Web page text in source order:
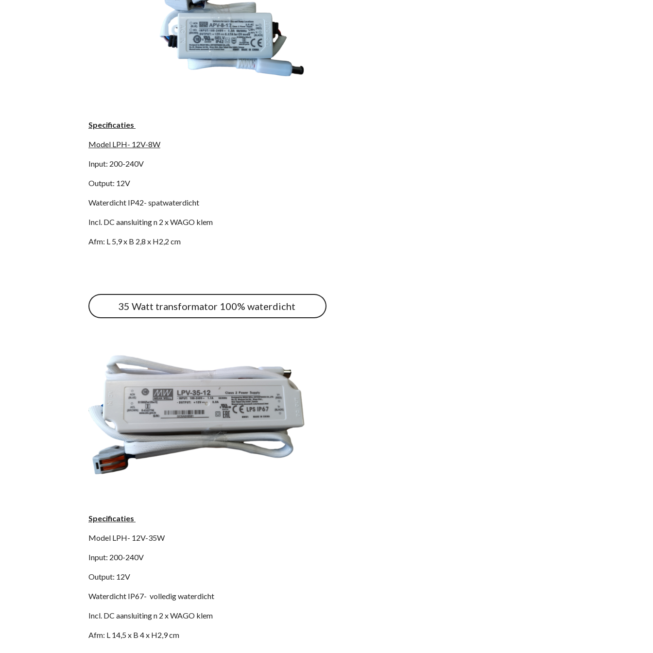
Specificaties
Model LPH- 12V-8W
Input: 200-240V
Output: 12V
Waterdicht IP42- spatwaterdicht
Incl. DC aansluiting n 2 x WAGO klem
Afm: L 5,9 x B 2,8 x H2,2 cm
35 Watt transformator 100% waterdicht
Specificaties
Model LPH- 12V-35W
Input: 200-240V
Output: 12V
Waterdicht IP67- volledig waterdicht
Incl. DC aansluiting n 2 x WAGO klem
Afm: L 14,5 x B 4 x H2,9 cm